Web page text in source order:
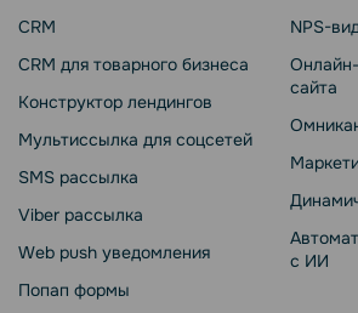
CRM
CRM для товарного бизнеса
Конструктор лендингов
Мультиссылка для соцсетей
SMS рассылка
Viber рассылка
Web push уведомления
Попап формы
NPS-
сайта
с ИИ